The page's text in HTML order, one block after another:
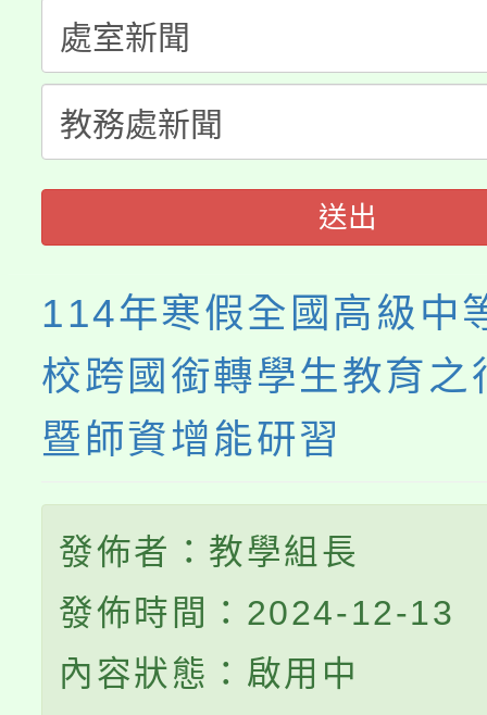
心理、諮商輔導、社會
系所師生報名參加。
門員」簡章及活動海報
踴躍報名參加。
要點
「桃園市補助參觀特色
展演活動實施計畫」
115年度「教育部表揚
義教育推展貢獻獎」
送出
114年寒假全國高級中
校跨國銜轉學生教育之
暨師資增能研習
發佈者：教學組長
發佈時間：2024-12-13
內容狀態：啟用中